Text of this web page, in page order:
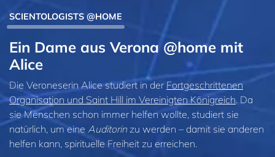
SCIENTOLOGISTS @HOME
Ein Dame aus Verona @home mit
Alice
Die Veroneserin Alice studiert in der Fortgeschrittenen
Organisation und Saint Hill im Vereinigten Königreich. Da
sie Menschen schon immer helfen wollte, studiert sie
natürlich, um eine Auditorinzu werden – damit sie anderen
helfen kann, spirituelle Freiheit zu erreichen.